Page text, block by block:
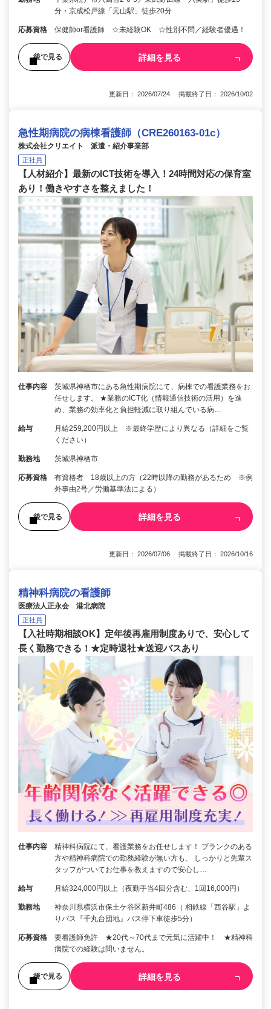
分・京成松戸線「元山駅」徒歩20分
応募資格 保健師or看護師 ☆未経験OK ☆性別不問／経験者優遇！
後で見る 詳細を見る
更新日： 2026/07/24 掲載終了日： 2026/10/02
急性期病院の病棟看護師（CRE260163-01c）
株式会社クリエイト 派遣・紹介事業部
正社員
【人材紹介】最新のICT技術を導入！24時間対応の保育室
あり！働きやすさを整えました！
仕事内容
茨城県神栖市にある急性期病院にて、病棟での看護業務をお
任せします。 ★業務のICT化（情報通信技術の活用）を進
め、業務の効率化と負担軽減に取り組んでいる病…
給与
月給259,200円以上 ※最終学歴により異なる（詳細をご覧
ください）
勤務地 茨城県神栖市
応募資格
有資格者 18歳以上の方（22時以降の勤務があるため ※例
外事由2号／労働基準法による）
後で見る 詳細を見る
更新日： 2026/07/06 掲載終了日： 2026/10/16
精神科病院の看護師
医療法人正永会 港北病院
正社員
【入社時期相談OK】定年後再雇用制度ありで、安心して
長く勤務できる！★定時退社★送迎バスあり
仕事内容
精神科病院にて、看護業務をお任せします！ ブランクのある
方や精神科病院での勤務経験が無い方も、 しっかりと先輩ス
タッフがついてお仕事を教えますので安心し…
給与 月給324,000円以上（夜勤手当4回分含む、1回16,000円）
勤務地
神奈川県横浜市保土ケ谷区新井町486（ 相鉄線「西谷駅」よ
りバス『千丸台団地』バス停下車徒歩5分）
応募資格
要看護師免許 ★20代～70代まで元気に活躍中！ ★精神科
病院での経験は問いません。
後で見る 詳細を見る